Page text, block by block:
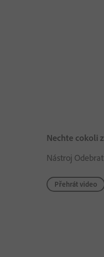
Nechte cokoli
Nástroj
Přehrát video